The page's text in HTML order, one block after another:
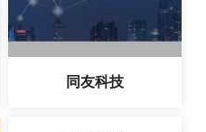
同友科技